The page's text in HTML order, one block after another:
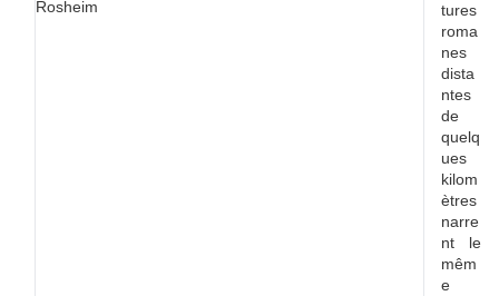
tures
roma
nes
dista
ntes
de
quelq
ues
kilom
ètres
narre
nt le
mêm
e